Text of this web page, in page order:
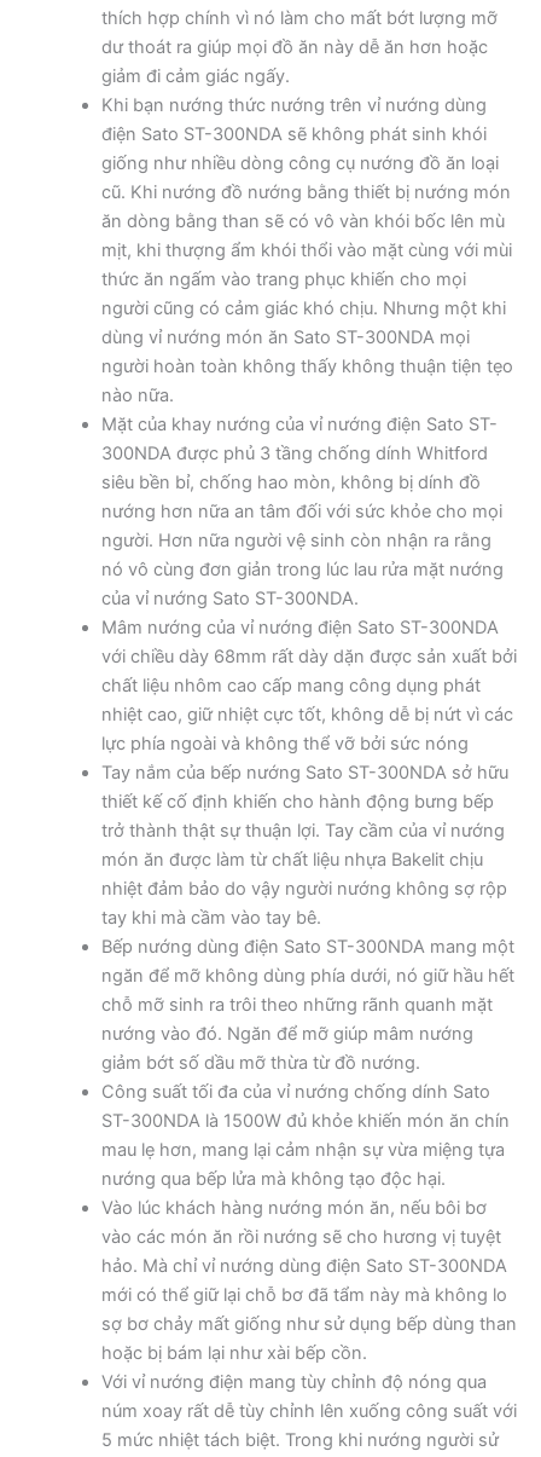
thích hợp chính vì nó làm cho mất bớt lượng mỡ
dư thoát ra giúp mọi đồ ăn này dễ ăn hơn hoặc
giảm đi cảm giác ngấy.
Khi bạn nướng thức nướng trên vỉ nướng dùng
điện Sato ST-300NDA sẽ không phát sinh khói
giống như nhiều dòng công cụ nướng đồ ăn loại
cũ. Khi nướng đồ nướng bằng thiết bị nướng món
ăn dòng bằng than sẽ có vô vàn khói bốc lên mù
mịt, khi thượng ẩm khói thổi vào mặt cùng với mùi
thức ăn ngấm vào trang phục khiến cho mọi
người cũng có cảm giác khó chịu. Nhưng một khi
dùng vỉ nướng món ăn Sato ST-300NDA mọi
người hoàn toàn không thấy không thuận tiện tẹo
nào nữa.
Mặt của khay nướng của vỉ nướng điện Sato ST-
300NDA được phủ 3 tầng chống dính Whitford
siêu bền bỉ, chống hao mòn, không bị dính đồ
nướng hơn nữa an tâm đối với sức khỏe cho mọi
người. Hơn nữa người vệ sinh còn nhận ra rằng
nó vô cùng đơn giản trong lúc lau rửa mặt nướng
của vỉ nướng Sato ST-300NDA.
Mâm nướng của vỉ nướng điện Sato ST-300NDA
với chiều dày 68mm rất dày dặn được sản xuất bởi
chất liệu nhôm cao cấp mang công dụng phát
nhiệt cao, giữ nhiệt cực tốt, không dễ bị nứt vì các
lực phía ngoài và không thể vỡ bởi sức nóng
Tay nắm của bếp nướng Sato ST-300NDA sở hữu
thiết kế cố định khiến cho hành động bưng bếp
trở thành thật sự thuận lợi. Tay cầm của vỉ nướng
món ăn được làm từ chất liệu nhựa Bakelit chịu
nhiệt đảm bảo do vậy người nướng không sợ rộp
tay khi mà cầm vào tay bê.
Bếp nướng dùng điện Sato ST-300NDA mang một
ngăn để mỡ không dùng phía dưới, nó giữ hầu hết
chỗ mỡ sinh ra trôi theo những rãnh quanh mặt
nướng vào đó. Ngăn để mỡ giúp mâm nướng
giảm bớt số dầu mỡ thừa từ đồ nướng.
Công suất tối đa của vỉ nướng chống dính Sato
ST-300NDA là 1500W đủ khỏe khiến món ăn chín
mau lẹ hơn, mang lại cảm nhận sự vừa miệng tựa
nướng qua bếp lửa mà không tạo độc hại.
Vào lúc khách hàng nướng món ăn, nếu bôi bơ
vào các món ăn rồi nướng sẽ cho hương vị tuyệt
hảo. Mà chỉ vỉ nướng dùng điện Sato ST-300NDA
mới có thể giữ lại chỗ bơ đã tẩm này mà không lo
sợ bơ chảy mất giống như sử dụng bếp dùng than
hoặc bị bám lại như xài bếp cồn.
Với vỉ nướng điện mang tùy chỉnh độ nóng qua
núm xoay rất dễ tùy chỉnh lên xuống công suất với
5 mức nhiệt tách biệt. Trong khi nướng người sử